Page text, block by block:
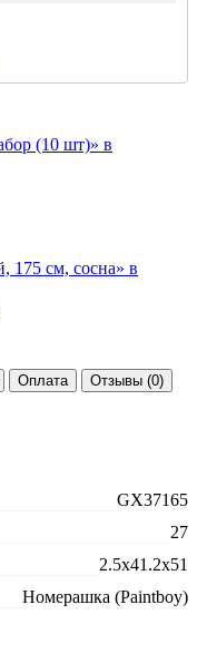
Оплата
Отзывы (0)
GX37165
27
2.5x41.2x51
Номерашка (Paintboy)